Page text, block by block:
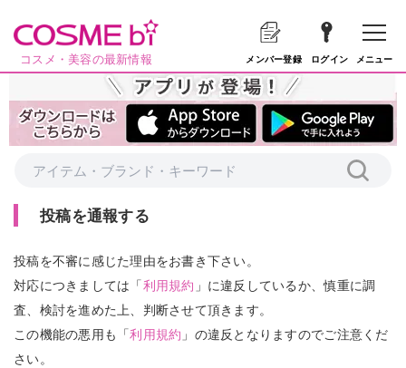
コスメ・美容の最新情報 メンバー登録 ログイン メニュー
投稿を通報する
投稿を不審に感じた理由をお書き下さい。
対応につきましては「利用規約 」に違反しているか、慎重に調
査、検討を進めた上、判断させて頂きます。
この機能の悪用も「利用規約 」の違反となりますのでご注意くだ
さい。